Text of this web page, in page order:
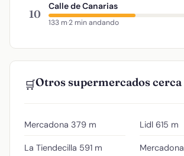
10
Calle de Canarias
133 m·2 min andando
🛒Otros supermercados cerca
Mercadona 379 m
La Tiendecilla 591 m
Lidl 615 m
Mercadona